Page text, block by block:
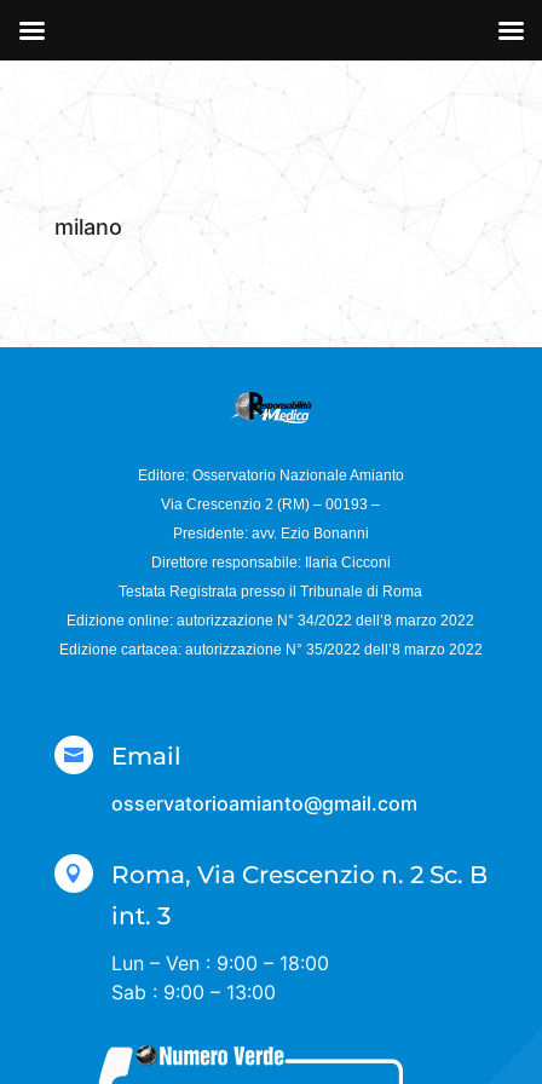
milano
Editore: Osservatorio Nazionale Amianto
Via Crescenzio 2 (RM) – 00193 –
Presidente: avv. Ezio Bonanni
Direttore responsabile:
Ilaria Cicconi
Testata Registrata presso il Tribunale di Roma
Edizione online: autorizzazione N°34/2022 dell’8 marzo 2022
Edizione cartacea: autorizzazione N° 35/2022 dell’8 marzo 2022
 Email
osservatorioamianto@gmail.com

Roma, Via Crescenzio n. 2 Sc. B
int. 3
Lun – Ven : 9:00 – 18:00
Sab : 9:00 – 13:00